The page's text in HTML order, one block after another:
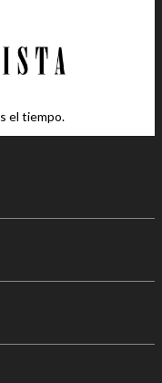
el tiempo.